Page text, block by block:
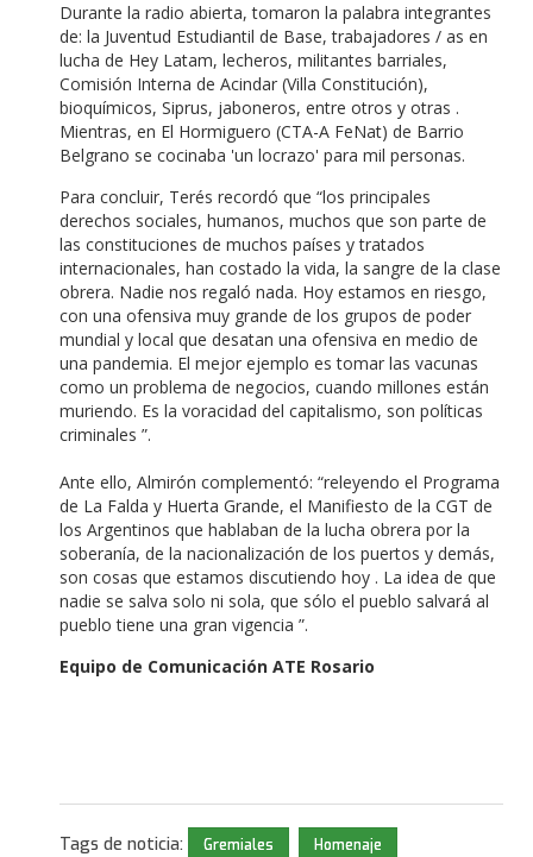
Durante la radio abierta, tomaron la palabra integrantes
de: la Juventud Estudiantil de Base, trabajadores / as en
lucha de Hey Latam, lecheros, militantes barriales,
Comisión Interna de Acindar (Villa Constitución),
bioquímicos, Siprus, jaboneros, entre otros y otras .
Mientras, en El Hormiguero (CTA-A FeNat) de Barrio
Belgrano se cocinaba 'un locrazo' para mil personas.
Para concluir, Terés recordó que “los principales
derechos sociales, humanos, muchos que son parte de
las constituciones de muchos países y tratados
internacionales, han costado la vida, la sangre de la clase
obrera. Nadie nos regaló nada. Hoy estamos en riesgo,
con una ofensiva muy grande de los grupos de poder
mundial y local que desatan una ofensiva en medio de
una pandemia. El mejor ejemplo es tomar las vacunas
como un problema de negocios, cuando millones están
muriendo. Es la voracidad del capitalismo, son políticas
criminales ”.
Ante ello, Almirón complementó: “releyendo el Programa
de La Falda y Huerta Grande, el Manifiesto de la CGT de
los Argentinos que hablaban de la lucha obrera por la
soberanía, de la nacionalización de los puertos y demás,
son cosas que estamos discutiendo hoy . La idea de que
nadie se salva solo ni sola, que sólo el pueblo salvará al
pueblo tiene una gran vigencia ”.
Equipo de Comunicación ATE Rosario
Tags de noticia: Gremiales Homenaje